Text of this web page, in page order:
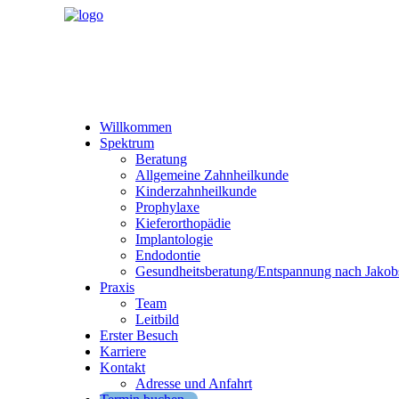
Willkommen
Spektrum
Beratung
Allgemeine Zahnheilkunde
Kinderzahnheilkunde
Prophylaxe
Kieferorthopädie
Implantologie
Endodontie
Gesundheitsberatung/Entspannung nach
Praxis
Team
Leitbild
Erster Besuch
Karriere
Kontakt
Adresse und Anfahrt